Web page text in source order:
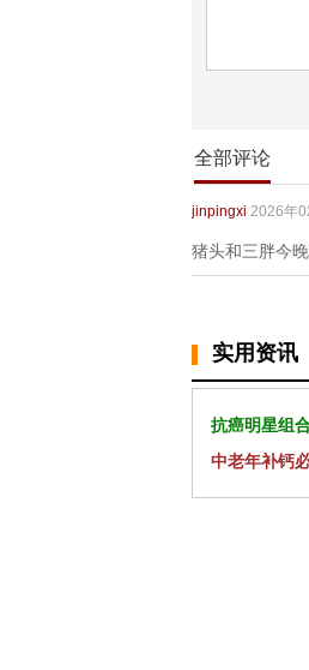
全部评论
jinpingxi 2026年
猪头和三胖今
实用资讯
抗癌明星组
中老年补钙